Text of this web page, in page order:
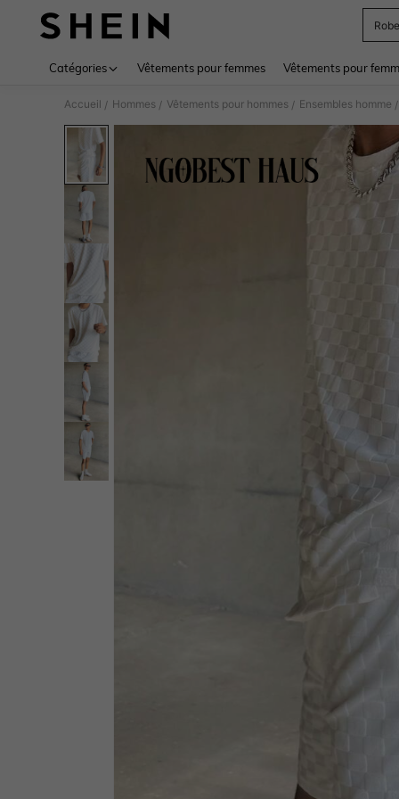
Robe
Catégories Vêtements pour femmes Vêtements pour
Accueil / Hommes / Vêtements pour hommes / Ensembles homme /